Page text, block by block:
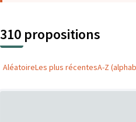
310 propositions
AléatoireLes plus récentesA-Z